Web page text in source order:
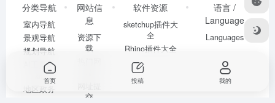
分类导航
室内导航
景观导航
规划导航
AI工具导
网站信
息
资源下
载
交
软件资源
sketchup插件大
全
Rhino插件大全
语言 /
Language
Languages
首页 投稿 我的